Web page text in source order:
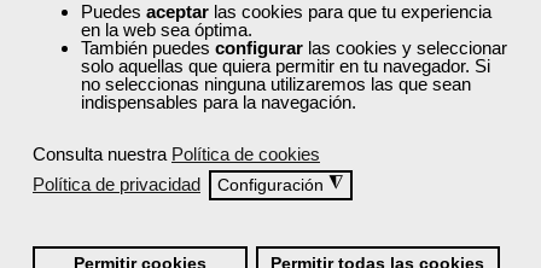
Puedes aceptar las cookies para que tu experiencia
en la web sea óptima.
También puedes configurar las cookies y seleccionar
solo aquellas que quiera permitir en tu navegador. Si
no seleccionas ninguna utilizaremos las que sean
indispensables para la navegación.
Consulta nuestra Política de cookies
Política de privacidad
Configuración ◮
Permitir cookies Permitir todas las cookies
Quiénes Somos:
Especialistas en consultoría y formación para el empleo
Nuestro objetivo diario es, única y exclusivamente, ayudarte a
conseguir tus metas profesionales ofreciéndote los mejores